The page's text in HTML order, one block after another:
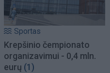
Sportas
Krepšinio čempionato
organizavimui - 0,4 mln.
eurų (1)